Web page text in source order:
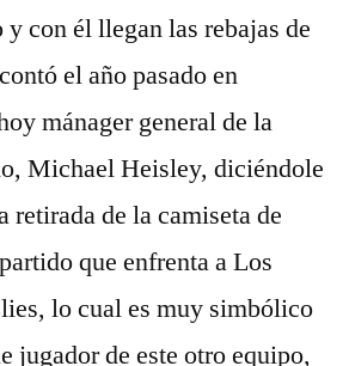
con él llegan las rebajas de
el año pasado en
mánager general de la
Michael Heisley, diciéndole
retirada de la camiseta de
que enfrenta a Los
lo cual es muy simbólico
jugador de este otro equipo,